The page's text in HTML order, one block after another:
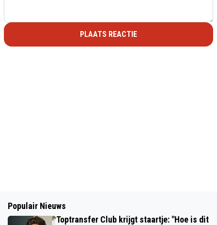
PLAATS REACTIE
Populair Nieuws
Toptransfer Club krijgt staartje: "Hoe is dit